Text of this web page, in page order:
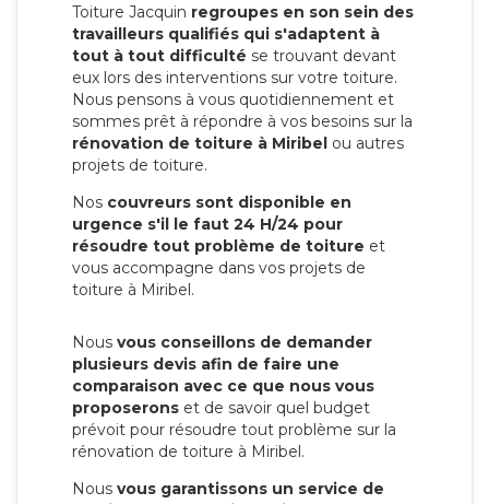
Toiture Jacquin regroupes en son sein des
travailleurs qualifiés qui s'adaptent à
tout à tout difficulté se trouvant devant
eux lors des interventions sur votre toiture.
Nous pensons à vous quotidiennement et
sommes prêt à répondre à vos besoins sur la
rénovation de toiture à Miribel ou autres
projets de toiture.
Nos couvreurs sont disponible en
urgence s'il le faut 24 H/24 pour
résoudre tout problème de toiture et
vous accompagne dans vos projets de
toiture à Miribel.
Nous vous conseillons de demander
plusieurs devis afin de faire une
comparaison avec ce que nous vous
proposerons et de savoir quel budget
prévoit pour résoudre tout problème sur la
rénovation de toiture à Miribel.
Nous vous garantissons un service de